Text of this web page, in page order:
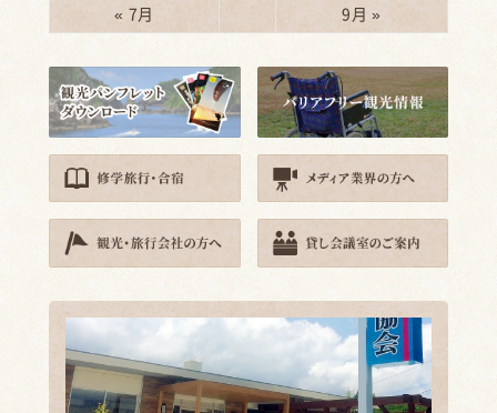
« 7月
9月 »